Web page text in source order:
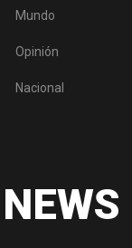
Mundo
Opinión
Nacional